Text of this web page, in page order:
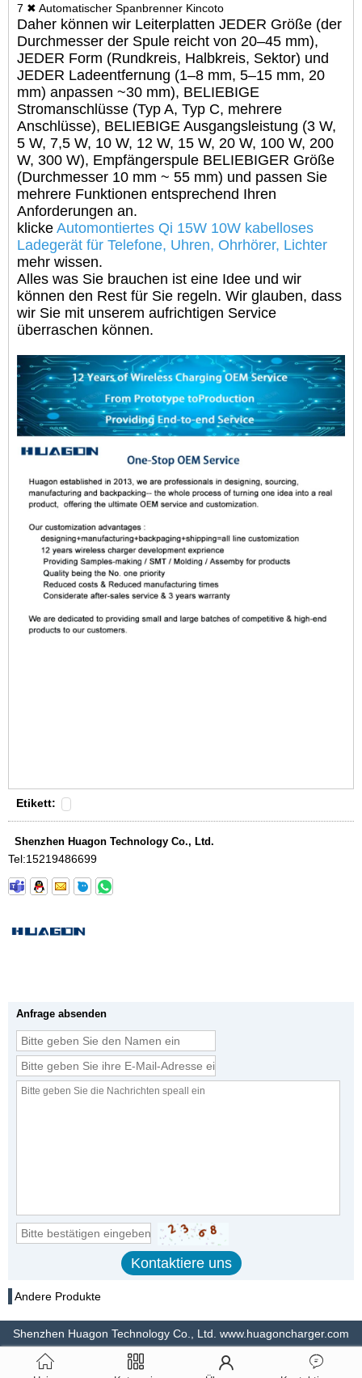
7 ✖ Automatischer Spanbrenner Kincoto
Daher können wir Leiterplatten JEDER Größe (der
Durchmesser der Spule reicht von 20–45 mm),
JEDER Form (Rundkreis, Halbkreis, Sektor) und
JEDER Ladeentfernung (1–8 mm, 5–15 mm, 20
mm) anpassen ~30 mm), BELIEBIGE
Stromanschlüsse (Typ A, Typ C, mehrere
Anschlüsse), BELIEBIGE Ausgangsleistung (3 W,
5 W, 7,5 W, 10 W, 12 W, 15 W, 20 W, 100 W, 200
W, 300 W), Empfängerspule BELIEBIGER Größe
(Durchmesser 10 mm ~ 55 mm) und passen Sie
mehrere Funktionen entsprechend Ihren
Anforderungen an.
klicke Automontiertes Qi 15W 10W kabelloses
Ladegerät für Telefone, Uhren, Ohrhörer, Lichter
mehr wissen.
Alles was Sie brauchen ist eine Idee und wir
können den Rest für Sie regeln. Wir glauben, dass
wir Sie mit unserem aufrichtigen Service
überraschen können.
Etikett:
Shenzhen Huagon Technology Co., Ltd.
Tel:15219486699
Anfrage absenden
Andere Produkte
Shenzhen Huagon Technology Co., Ltd. www.huagoncharger.com